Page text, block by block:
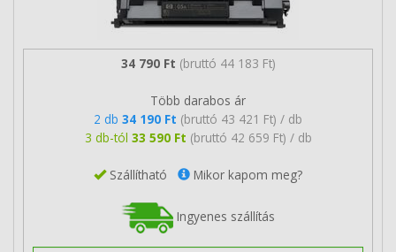
34 790 Ft (bruttó 44 183 Ft)
Több darabos ár
2 db 34 190 Ft (bruttó 43 421 Ft) / db
3 db-tól 33 590 Ft (bruttó 42 659 Ft) / db
Szállítható Mikor kapom meg?
Ingyenes szállítás